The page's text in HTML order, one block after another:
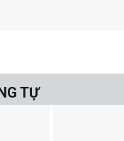
TỰ